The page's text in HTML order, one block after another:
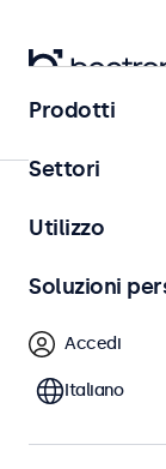
Home
Filtro (1)
Prodotti
Settori
Utilizzo
Soluzioni
Accedi
Italiano